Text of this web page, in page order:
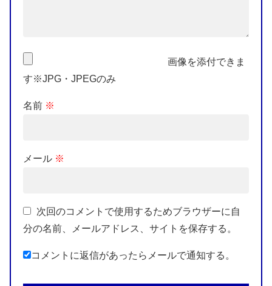
画像を添付できま
す※JPG・JPEGのみ
名前 ※
メール ※
次回のコメントで使用するためブラウザーに自
分の名前、メールアドレス、サイトを保存する。
コメントに返信があったらメールで通知する。